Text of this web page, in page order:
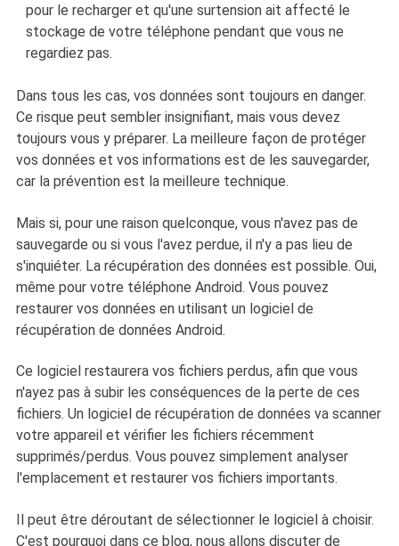
pour le recharger et qu'une surtension ait affecté le
stockage de votre téléphone pendant que vous ne
regardiez pas.
Dans tous les cas, vos données sont toujours en danger.
Ce risque peut sembler insignifiant, mais vous devez
toujours vous y préparer. La meilleure façon de protéger
vos données et vos informations est de les sauvegarder,
car la prévention est la meilleure technique.
Mais si, pour une raison quelconque, vous n'avez pas de
sauvegarde ou si vous l'avez perdue, il n'y a pas lieu de
s'inquiéter. La récupération des données est possible. Oui,
même pour votre téléphone Android. Vous pouvez
restaurer vos données en utilisant un logiciel de
récupération de données Android.
Ce logiciel restaurera vos fichiers perdus, afin que vous
n'ayez pas à subir les conséquences de la perte de ces
fichiers. Un logiciel de récupération de données va scanner
votre appareil et vérifier les fichiers récemment
supprimés/perdus. Vous pouvez simplement analyser
l'emplacement et restaurer vos fichiers importants.
Il peut être déroutant de sélectionner le logiciel à choisir.
C'est pourquoi dans ce blog, nous allons discuter de